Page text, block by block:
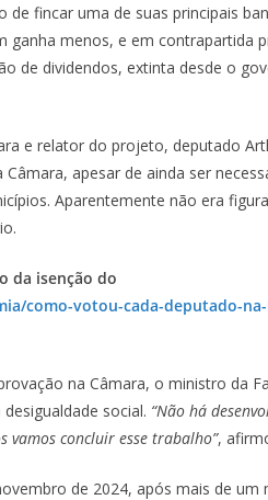
fincar uma de suas principais
ganha menos, e em contrapartida
de dividendos, extinta desde o
e relator do projeto, deputado
apesar de ainda ser
Aparentemente não era
da isenção do
como-votou-cada-deputado-
na Câmara, o ministro da
social. “Não há
vamos concluir esse trabalho”,
de 2024, após mais de um